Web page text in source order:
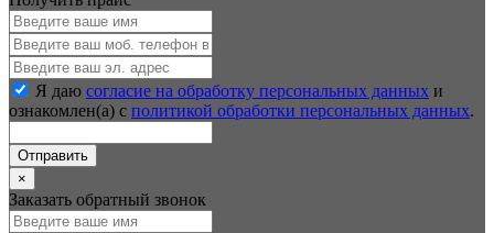
Я даю согласие на обработку персональных данных и
ознакомлен(а) с политикой обработки персональных данных.
Отправить
×
Заказать обратный звонок